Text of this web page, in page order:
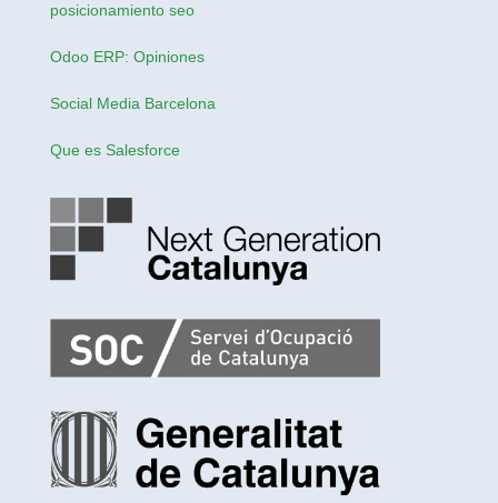
posicionamiento seo
Odoo ERP: Opiniones
Social Media Barcelona
Que es Salesforce